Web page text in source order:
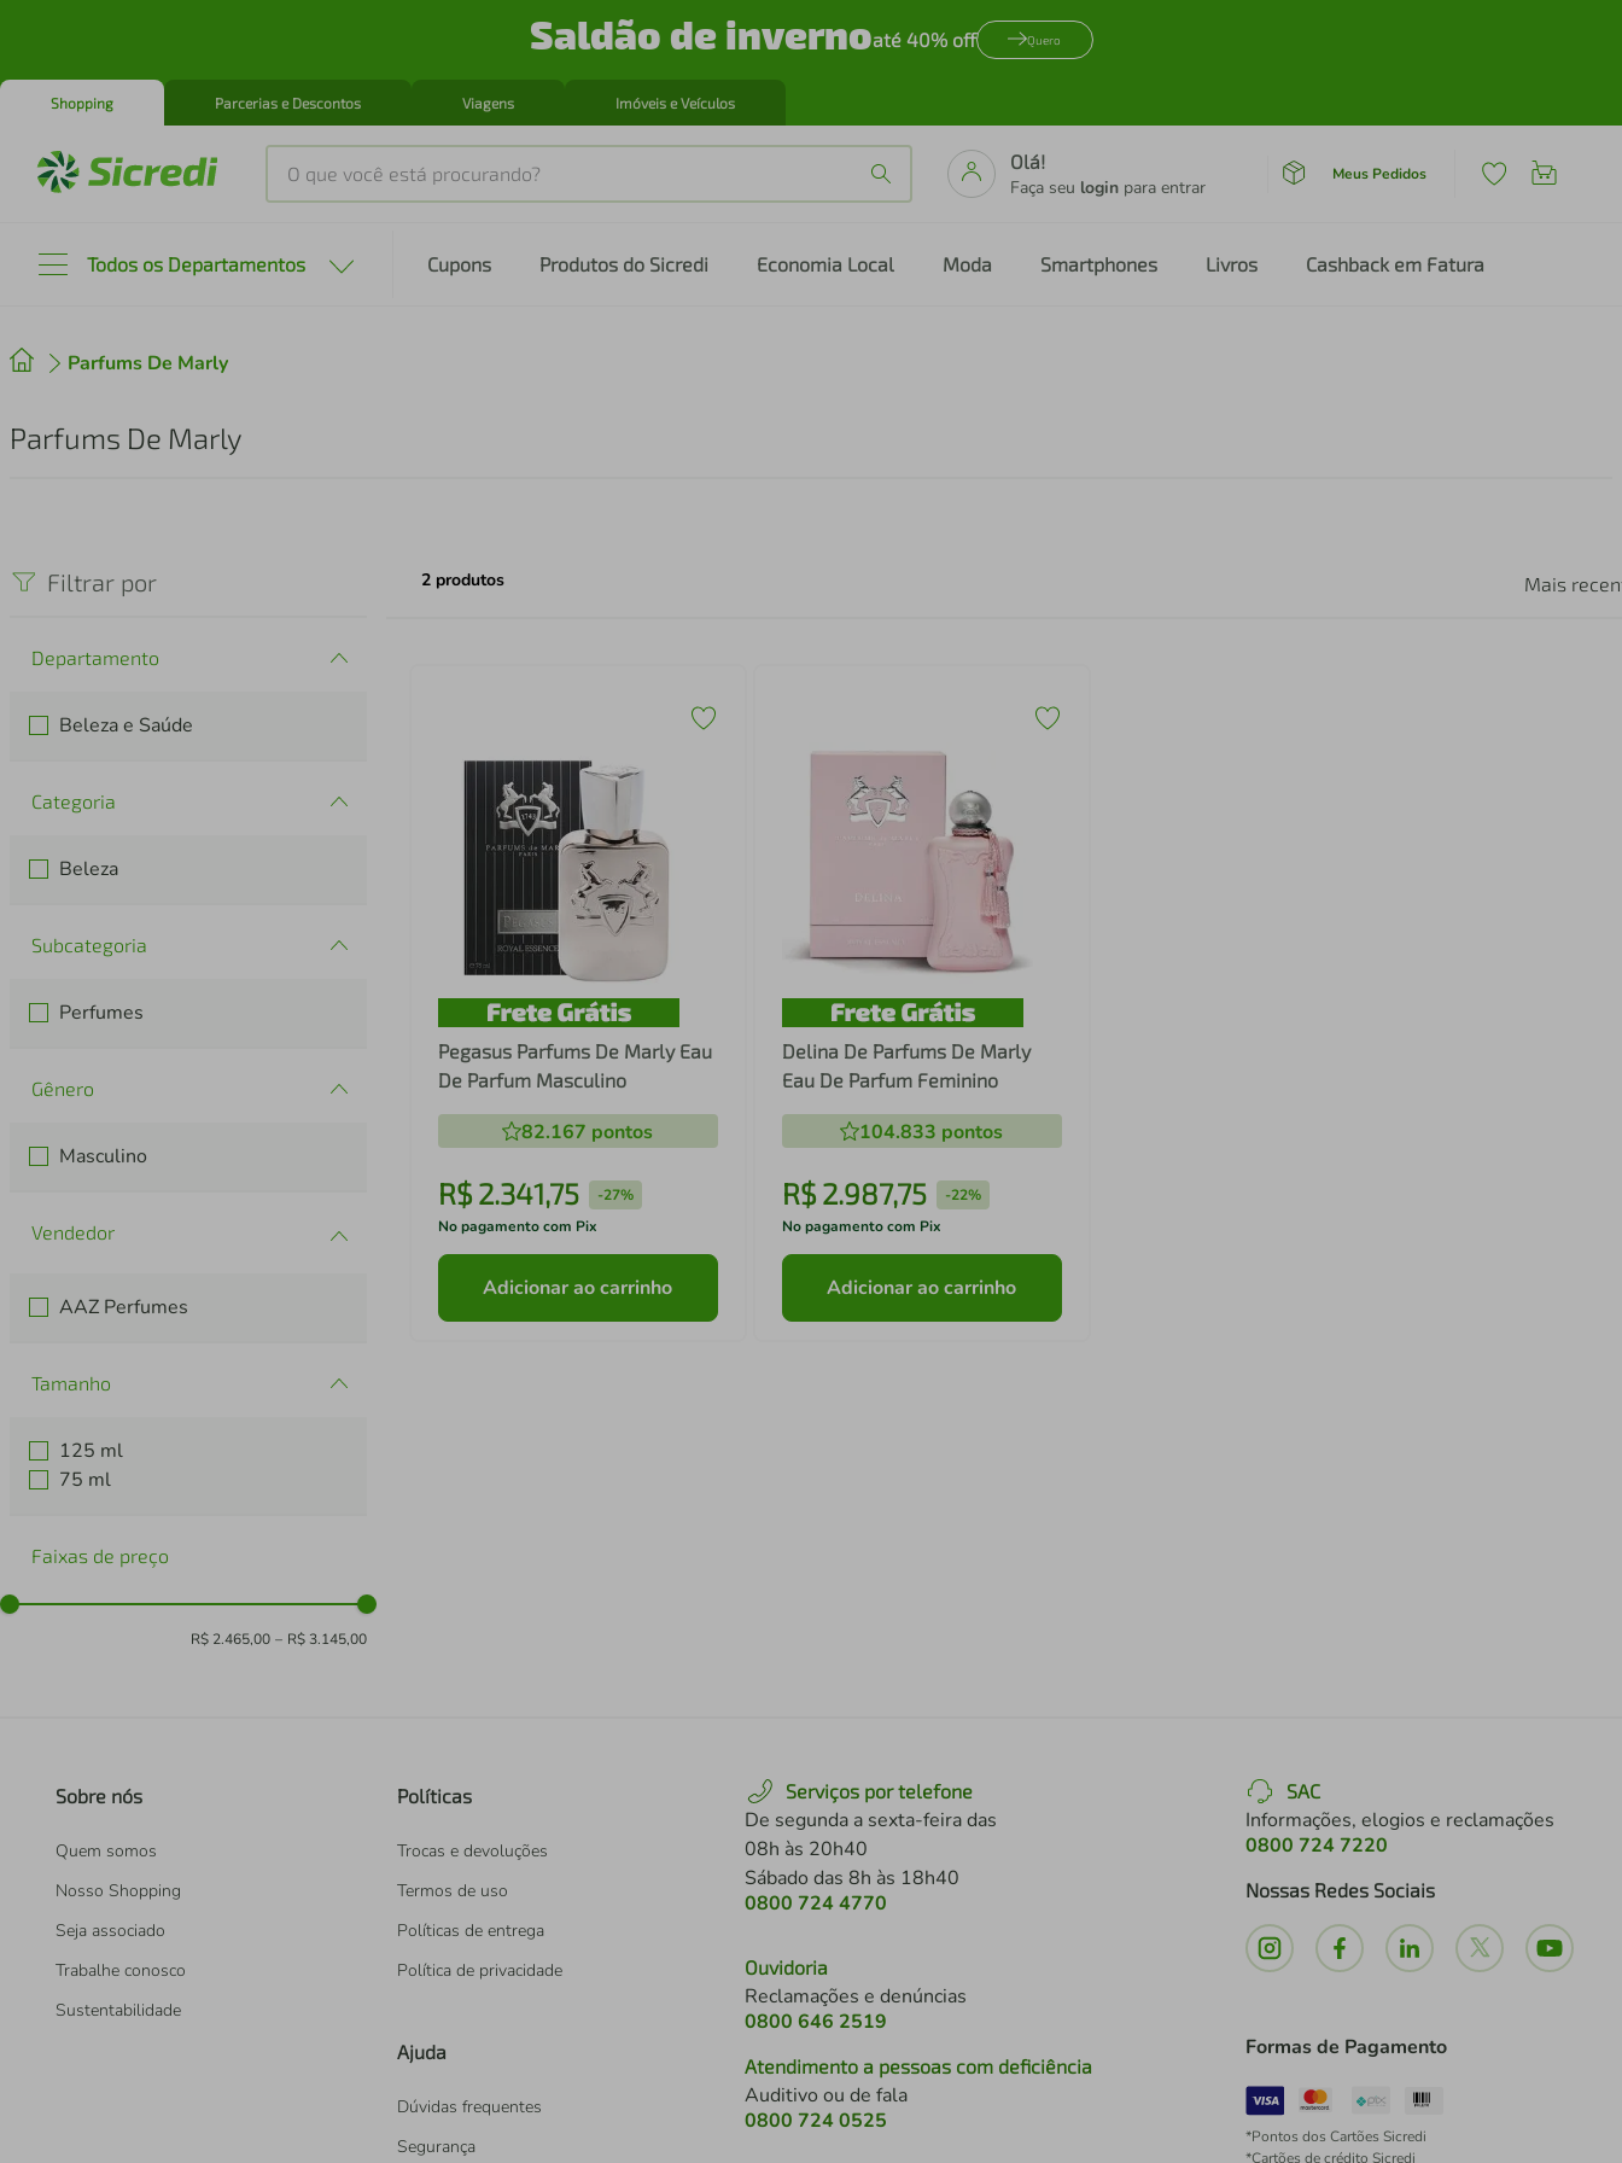
Saldão de invernoaté 40% off Quero
Shopping Parcerias e Descontos Viagens Imóveis e Veículos
O que você está procurando?
Olá!
Faça seu login para entrar
Meus Pedidos
Todos os Departamentos Cupons Produtos do Sicredi Economia Local Moda Smartphones Livros Cashback em Fatura
Parfums De Marly
Parfums De Marly
Filtrar por
Departamento
Beleza e Saúde
Categoria
Beleza
Subcategoria
Perfumes
Gênero
Masculino
AAZ Perfumes
Tamanho
125 ml
75 ml
Faixas de preço
R$ 2.465,00 – R$ 3.145,00
2 produtos Mais
Pegasus Parfums De Marly Eau
De Parfum Masculino
82.167 pontos
R$ 2.341,75 -27%
No pagamento com Pix
Adicionar ao carrinho
Delina De Parfums De Marly
Eau De Parfum Feminino
104.833 pontos
R$ 2.987,75 -22%
No pagamento com Pix
Adicionar ao carrinho
Sobre nós
Quem somos
Nosso Shopping
Seja associado
Trabalhe conosco
Sustentabilidade
Políticas
Trocas e devoluções
Termos de uso
Políticas de entrega
Política de privacidade
Ajuda
Dúvidas frequentes
Segurança
Serviços por telefone
De segunda a sexta-feira das
08h às 20h40
Sábado das 8h às 18h40
0800 724 4770
Ouvidoria
Reclamações e denúncias
0800 646 2519
Atendimento a pessoas com deficiência
Auditivo ou de fala
0800 724 0525
SAC
Informações, elogios e reclamações
0800 724 7220
Nossas Redes Sociais
Formas de Pagamento
*Pontos dos Cartões Sicredi
*Cartões de crédito Sicredi